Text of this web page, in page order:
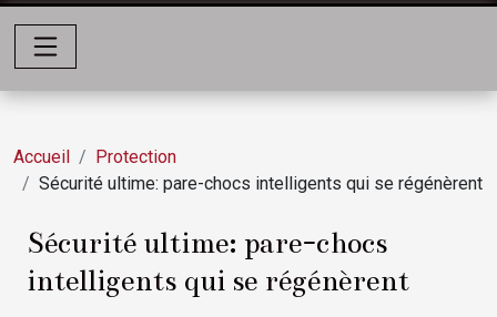
Accueil
Protection
Sécurité ultime: pare-chocs intelligents qui se régénèrent
Sécurité ultime: pare-chocs
intelligents qui se régénèrent